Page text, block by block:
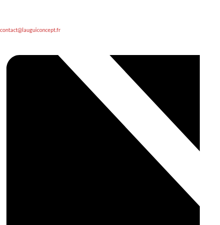
contact@lauguiconcept.fr